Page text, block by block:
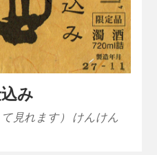
み
見れます） けんけん